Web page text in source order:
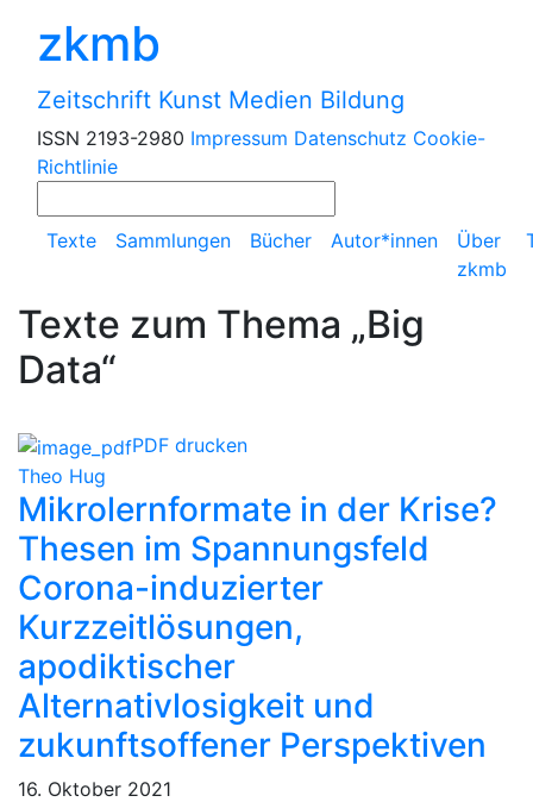
zkmb
Zeitschrift Kunst Medien Bildung
ISSN 2193-2980 Impressum Datenschutz Cookie-
Richtlinie
Texte Sammlungen Bücher Autor*innen
Über
zkmb
Texte zum Thema „Big
Data“
PDF drucken
Theo Hug
Mikrolernformate in der Krise?
Thesen im Spannungsfeld
Corona-induzierter
Kurzzeitlösungen,
apodiktischer
Alternativlosigkeit und
zukunftsoffener Perspektiven
16. Oktober 2021